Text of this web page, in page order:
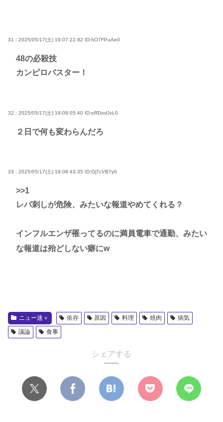
31 : 2025/05/17(土) 19:07:22.82 ID:hO7FPuAe0
48の必殺技
カンピロバスター！
32 : 2025/05/17(土) 19:08:05.40 ID:eRDodJvL0
２日で何も変わらんだろ
33 : 2025/05/17(土) 19:08:43.35 ID:Oj7cVB7y0
>>1
レバ刺しが危険、みたいな報道やめてくれる？
インフルエンザ罹ってるのに満員電車で通勤、みたい
な報道は殆どしない癖にw
ニュー速＋ 依存 原因 料理 焼肉
病気
議論
食事
シェアする